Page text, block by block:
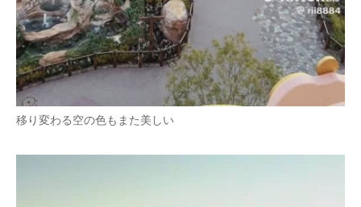
移り変わる空の色もまた美しい